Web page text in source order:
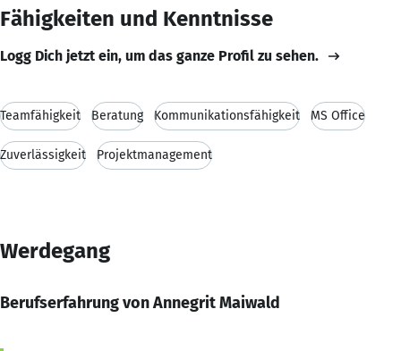
Fähigkeiten und Kenntnisse
Logg Dich jetzt ein, um das ganze Profil zu sehen.
Teamfähigkeit Beratung Kommunikationsfähigkeit MS Office
Zuverlässigkeit Projektmanagement
Werdegang
Berufserfahrung von Annegrit Maiwald